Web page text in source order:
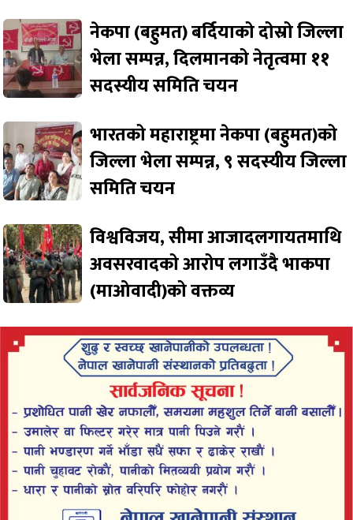
नेकपा (बहुमत) बर्दियाको दोस्रो जिल्ला
भेला सम्पन्न, दिलमानको नेतृत्वमा ११
सदस्यीय समिति चयन
भारतको महाराष्ट्रमा नेकपा (बहुमत)को
जिल्ला भेला सम्पन्न, ९ सदस्यीय जिल्ला
समिति चयन
विश्वविजय, सीमा आजादलगायतमाथि
अवसरवादको आरोप लगाउँदै भाकपा
(माओवादी)को वक्तव्य